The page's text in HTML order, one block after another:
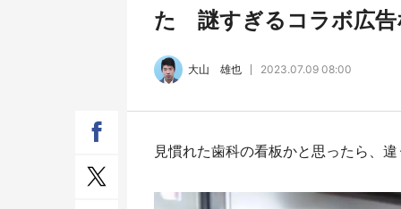
品館TOY PARKへ急げ【8／8～31】
が
た 謎すぎるコラボ広告
大山 雄也 2023.07.09 08:00
見慣れた歯科の看板かと思ったら、